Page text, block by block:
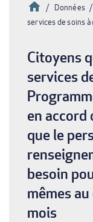
d'Ariane
Accueil
Données
services de soins
Citoyens
services
en
que le
besoin
mêmes
mois